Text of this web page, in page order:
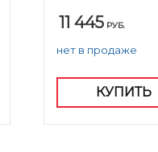
11 445 РУБ.
нет в продаже
КУПИТЬ